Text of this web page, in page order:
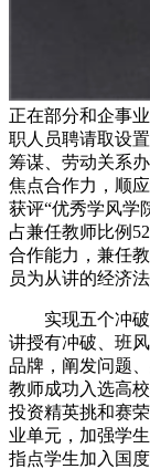
正在部分和企事
职人员聘请取设
筹谋、劳动关系
焦点合作力，顺
获评“优秀学风学
占兼任教师比例
合作能力，兼任
员为从讲的经济
实现五个冲破
讲授有冲破、班
品牌，阐发问题
教师成功入选高
投资精英挑和赛
业单元，加强学
指点学生加入国